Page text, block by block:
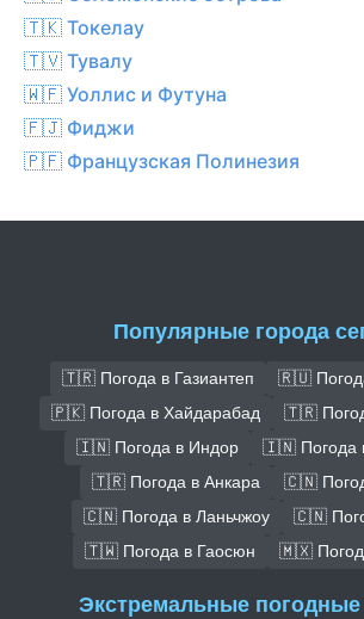
🇹🇰 Токелау
🇹🇻 Тувалу
🇼🇫 Уоллис и Футуна
🇫🇯 Фиджи
🇵🇫 Французская Полинезия
Популярные города
🇹🇷 Погода в Газиантеп
🇷🇺
🇵🇰 Погода в Хайдарабад
🇹🇷
🇮🇳 Погода в Индор
🇮🇳 Погода
🇹🇷 Погода в Анкара
🇨🇳
🇨🇳 Погода в Ланьчжоу
🇨🇳
🇹🇼 Погода в Гаосюн
🇲🇽
Экстремальные